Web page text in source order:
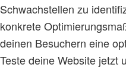
Schwachstellen zu
konkrete
deinen Besuchern eine
Teste deine Website jetzt